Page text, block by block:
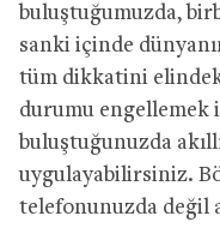
buluştuğumuzda,
sanki içinde
tüm dikkatini
durumu engellemek
buluştuğunuzda
uygulayabilirsiniz.
telefonunuzda değil